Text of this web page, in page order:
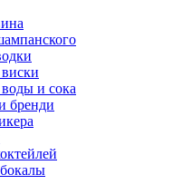
и сока
бренди